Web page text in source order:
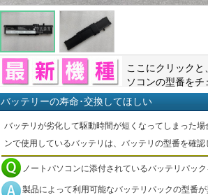
ここにクリックと
ソコンの型番をチ
バッテリーの寿命･交換してほしい
バッテリが劣化して駆動時間が短くなってしまった
ンで使用しているバッテリは、バッテリの型番を確認
ノートパソコンに添付されているバッテリパッ
製品によって利用可能なバッテリパックの型番